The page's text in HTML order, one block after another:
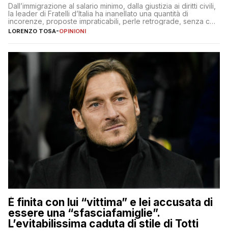
Dall’immigrazione al salario minimo, dalla giustizia ai diritti civili,
la leader di Fratelli d’Italia ha inanellato una quantità di
incorenze, proposte impraticabili, perle retrograde, senza che
nessuno – a destra come a sinistra – glielo abbia fatto notare
LORENZO TOSA-OPINIONI
È finita con lui “vittima” e lei accusata di
essere una “sfasciafamiglie”.
L’evitabilissima caduta di stile di Totti